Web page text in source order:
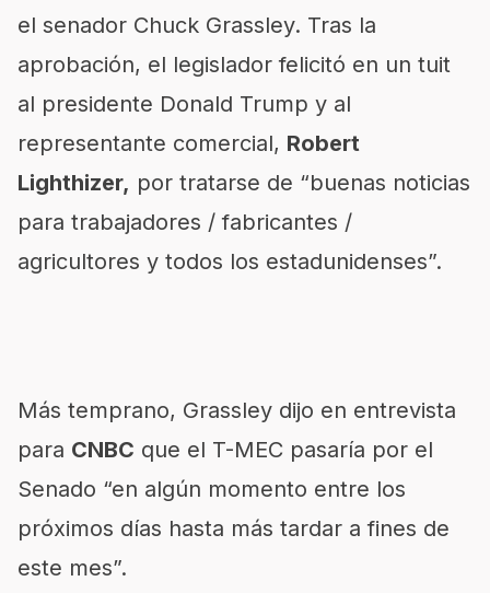
el senador Chuck Grassley. Tras la
aprobación, el legislador felicitó en un tuit
al presidente Donald Trump y al
representante comercial, Robert
Lighthizer, por tratarse de “buenas noticias
para trabajadores / fabricantes /
agricultores y todos los estadunidenses”.
Más temprano, Grassley dijo en entrevista
para CNBC que el T-MEC pasaría por el
Senado “en algún momento entre los
próximos días hasta más tardar a fines de
este mes”.